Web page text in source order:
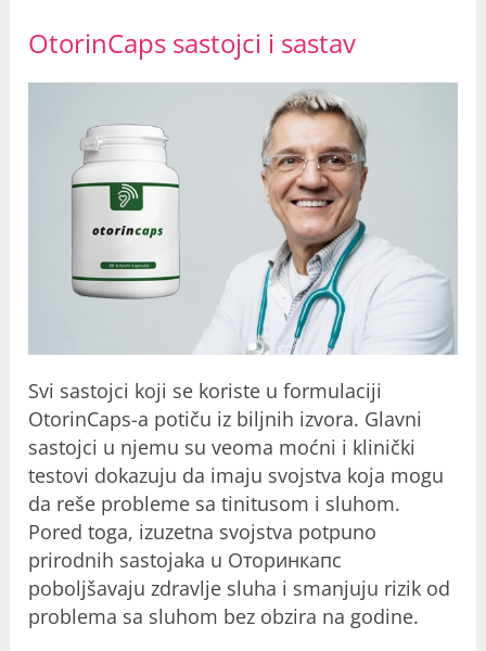
OtorinCaps sastojci i sastav
Svi sastojci koji se koriste u formulaciji
OtorinCaps-a potiču iz biljnih izvora. Glavni
sastojci u njemu su veoma moćni i klinički
testovi dokazuju da imaju svojstva koja mogu
da reše probleme sa tinitusom i sluhom.
Pored toga, izuzetna svojstva potpuno
prirodnih sastojaka u Оторинкапс
poboljšavaju zdravlje sluha i smanjuju rizik od
problema sa sluhom bez obzira na godine.